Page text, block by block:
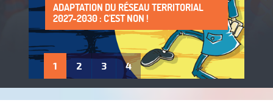
ADAPTATION DU RÉSEAU TERRITORIAL
2027-2030 : C'EST NON !
SANS NOUS, PLUS DE SERVICES PUBLICS !
LA PROTECTION DE LA SANTÉ AU TRAVAIL
: UN DROIT À FAIRE VIVRE !
ADHÈRE À SOLIDAIRES FINANCES
PUBLIQUES
1 2 3 4